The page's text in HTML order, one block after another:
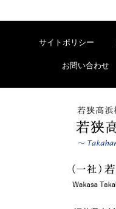
サイトポリシー
お問い合わせ